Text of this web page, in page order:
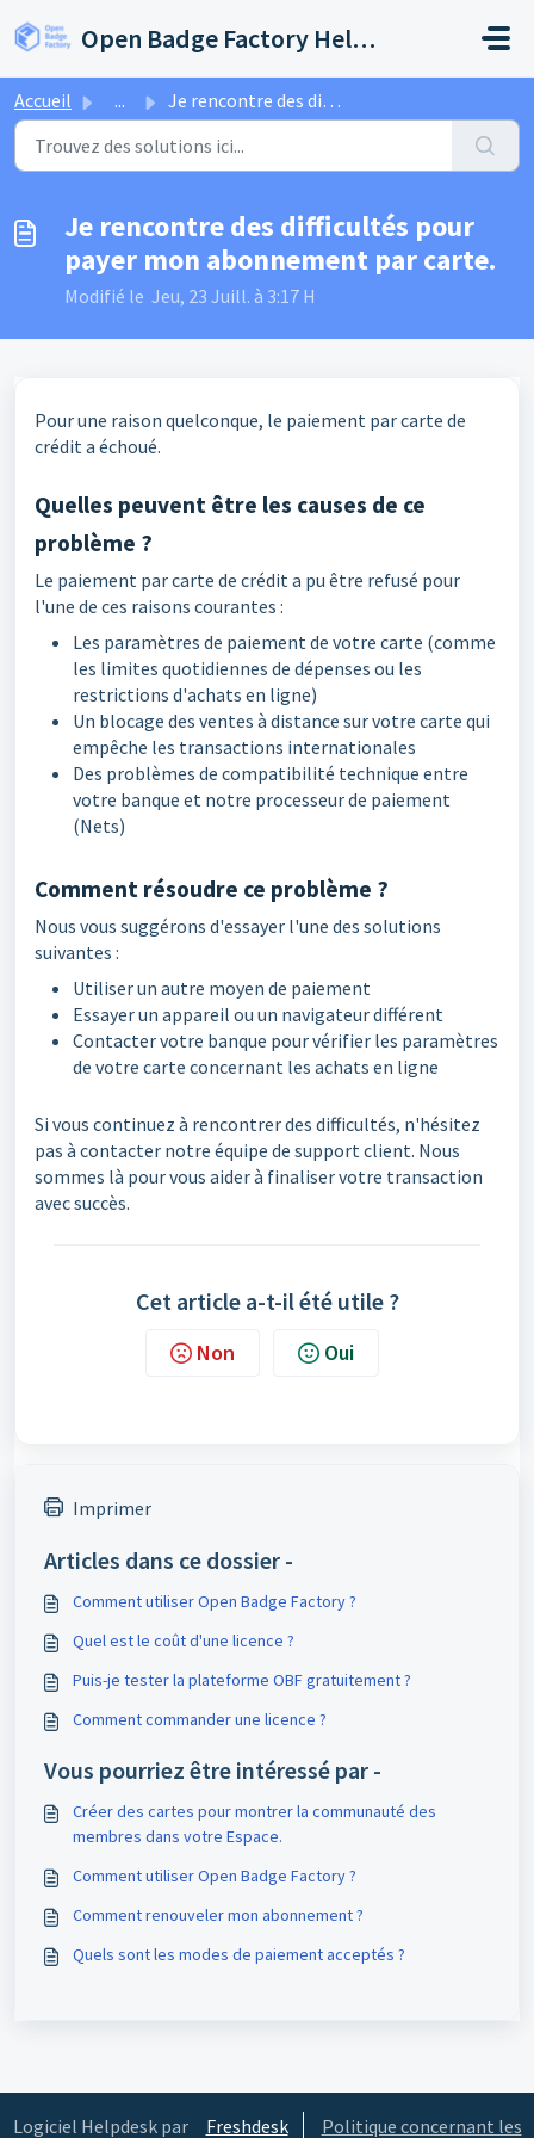
Open Badge Factory Help Center
Accueil ... Je rencontre des difficultés pour payer mon abonnement pa...
Je rencontre des difficultés pour
payer mon abonnement par carte.
Modifié le Jeu, 23 Juill. à 3:17 H
Pour une raison quelconque, le paiement par carte de
crédit a échoué.
Quelles peuvent être les causes de ce
problème ?
Le paiement par carte de crédit a pu être refusé pour
l'une de ces raisons courantes :
Les paramètres de paiement de votre carte (comme
les limites quotidiennes de dépenses ou les
restrictions d'achats en ligne)
Un blocage des ventes à distance sur votre carte qui
empêche les transactions internationales
Des problèmes de compatibilité technique entre
votre banque et notre processeur de paiement
(Nets)
Comment résoudre ce problème ?
Nous vous suggérons d'essayer l'une des solutions
suivantes :
Utiliser un autre moyen de paiement
Essayer un appareil ou un navigateur différent
Contacter votre banque pour vérifier les paramètres
de votre carte concernant les achats en ligne
Si vous continuez à rencontrer des difficultés, n'hésitez
pas à contacter notre équipe de support client. Nous
sommes là pour vous aider à finaliser votre transaction
avec succès.
Cet article a-t-il été utile ?
Non Oui
Imprimer
Articles dans ce dossier -
Comment utiliser Open Badge Factory ?
Quel est le coût d'une licence ?
Puis-je tester la plateforme OBF gratuitement ?
Comment commander une licence ?
Vous pourriez être intéressé par -
Créer des cartes pour montrer la communauté des
membres dans votre Espace.
Comment utiliser Open Badge Factory ?
Comment renouveler mon abonnement ?
Quels sont les modes de paiement acceptés ?
Logiciel Helpdesk par Freshdesk Politique concernant les